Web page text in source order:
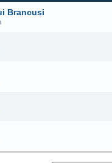
Brancusi